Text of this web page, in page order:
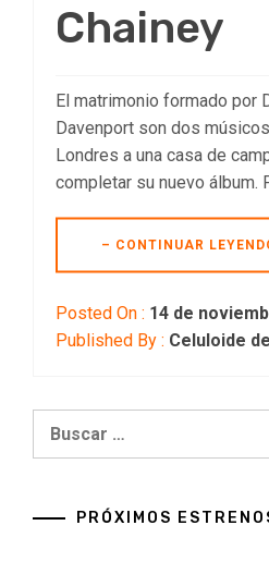
Chainey
El matrimonio formado por
Davenport son dos
Londres a una casa de
completar su nuevo álbum.
– CONTINUAR
Posted On : 14 de
Published By : Celuloide
PRÓXIMOS